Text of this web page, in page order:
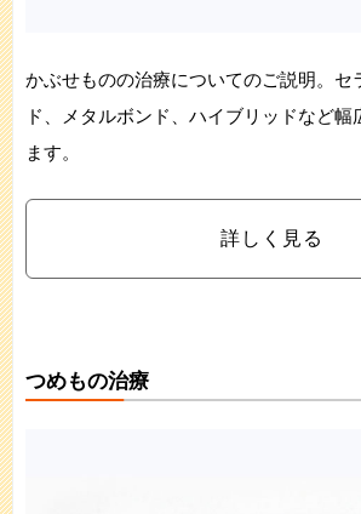
かぶせものの治療についてのご説明。セ
ド、メタルボンド、ハイブリッドなど幅
ます。
詳しく見る
つめもの治療